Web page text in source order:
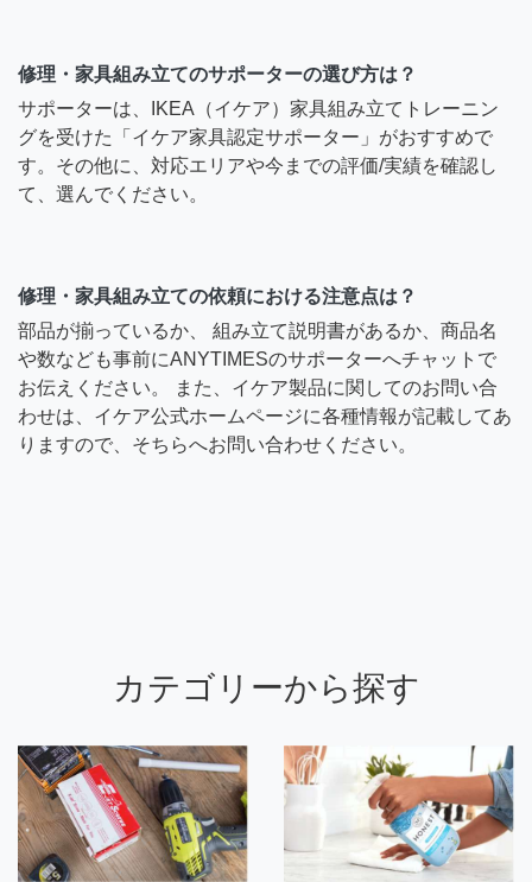
修理・家具組み立てのサポーターの選び方は？
サポーターは、IKEA（イケア）家具組み立てトレーニン
グを受けた「イケア家具認定サポーター」がおすすめで
す。その他に、対応エリアや今までの評価/実績を確認し
て、選んでください。
修理・家具組み立ての依頼における注意点は？
部品が揃っているか、 組み立て説明書があるか、商品名
や数なども事前にANYTIMESのサポーターへチャットで
お伝えください。 また、イケア製品に関してのお問い合
わせは、イケア公式ホームページに各種情報が記載してあ
りますので、そちらへお問い合わせください。
カテゴリーから探す